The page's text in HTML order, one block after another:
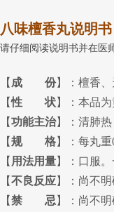
八味檀香丸说明书
请仔细阅读说明书并在医
【 成 份】：檀香、
【性 状】：本品
【功能主治】：清肺热
【规 格】：每丸重
【 用法用量】：口服
【不良反应】：尚不明
【禁 忌 】：尚不明